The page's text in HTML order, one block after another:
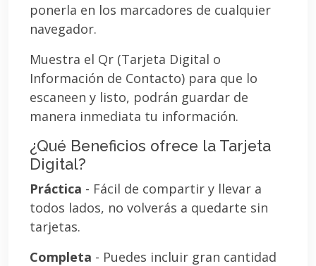
ponerla en los marcadores de cualquier
navegador.
Muestra el Qr (Tarjeta Digital o
Información de Contacto) para que lo
escaneen y listo, podrán guardar de
manera inmediata tu información.
¿Qué Beneficios ofrece la Tarjeta
Digital?
Práctica - Fácil de compartir y llevar a
todos lados, no volverás a quedarte sin
tarjetas.
Completa - Puedes incluir gran cantidad